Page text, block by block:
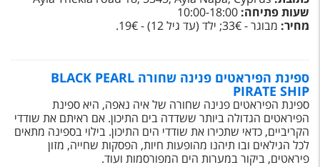
קרוז
מגזין אשת
שירות לקוחות
טופס צור קשר
תקנון
נגישות
שעות פתיחה: 10:00-18:00
מחיר: מבוגר - 33€; ילד (עד גיל 12) - 19€.
ספינת הפיראטים פנינה שחורה BLACK PEARL
PIRATE SHIP
ספינת הפיראטים פנינה שחורה של איה נאפה, היא ספינת
הפיראטים הגדולה ביותר ששדדה בים התיכון. אם ראיתם את שודדי
הקריביים, כדאי שתכירו את שודדי הים התיכון. בילוי בספינה מתאים
לכל הגילאים ובו תיהנו מהופעות חיות, הפסקות שחייה, מזון
פיראטים, ביקור במערות הים המפורסמות ועוד.